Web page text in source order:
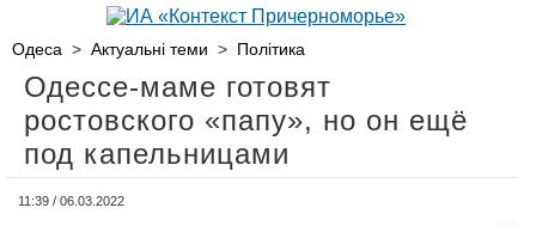
Одеса > Актуальні теми > Політика
Одессе-маме готовят
ростовского «папу», но он ещё
под капельницами
11:39 / 06.03.2022